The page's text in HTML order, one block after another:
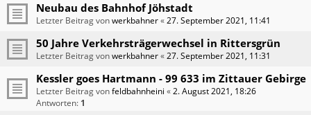
Neubau des Bahnhof Jöhstadt
Letzter Beitrag vonwerkbahner«27. September 2021, 11:41
50 Jahre Verkehrsträgerwechsel in Rittersgrün
Letzter Beitrag vonwerkbahner«27. September 2021, 11:31
Kessler goes Hartmann - 99 633 im Zittauer Gebirge
Letzter Beitrag vonfeldbahnheini «2. August 2021, 18:26
Antworten: 1